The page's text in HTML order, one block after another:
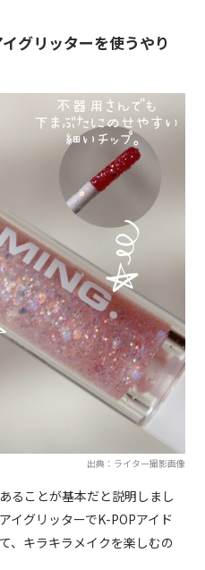
グリッターを使うやり
出典：ライター撮影画像
ることが基本だと説明しまし
イグリッターでK-POPアイド
、キラキラメイクを楽しむの